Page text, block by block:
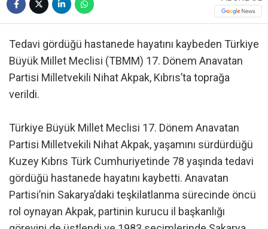
Tedavi gördüğü hastanede hayatını kaybeden Türkiye
Büyük Millet Meclisi (TBMM) 17. Dönem Anavatan
Partisi Milletvekili Nihat Akpak, Kıbrıs’ta toprağa
verildi.
Türkiye Büyük Millet Meclisi 17. Dönem Anavatan
Partisi Milletvekili Nihat Akpak, yaşamını sürdürdüğü
Kuzey Kıbrıs Türk Cumhuriyetinde 78 yaşında tedavi
gördüğü hastanede hayatını kaybetti. Anavatan
Partisi’nin Sakarya’daki teşkilatlanma sürecinde öncü
rol oynayan Akpak, partinin kurucu il başkanlığı